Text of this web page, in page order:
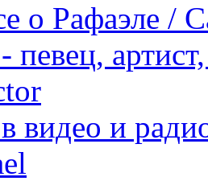
о Рафаэле /
певец,
видео и